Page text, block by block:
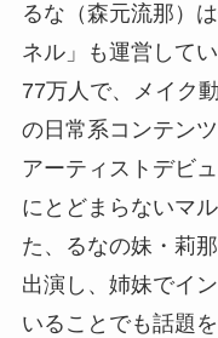
るな（森元流那）
ネル」も運営して
77万人で、メイク
の日常系コンテン
アーティストデビ
にとどまらないマ
た、るなの妹・莉
出演し、姉妹でイ
いることでも話題